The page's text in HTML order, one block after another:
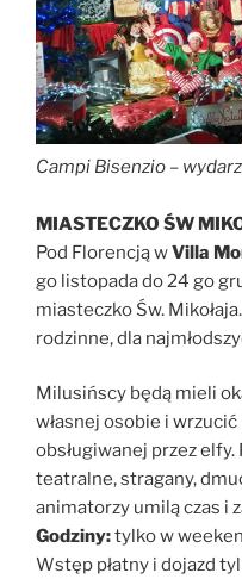
Campi Bisenzio –
MIASTECZKO ŚW
Pod Florencją wVilla
go listopada do 24 go
miasteczko Św.
rodzinne, dla
Milusińscy będą mieli
własnej osobie i
obsługiwanej przez
teatralne, stragany,
animatorzy umilą czas i
Godziny:tylko w
Wstęp płatny i dojazd